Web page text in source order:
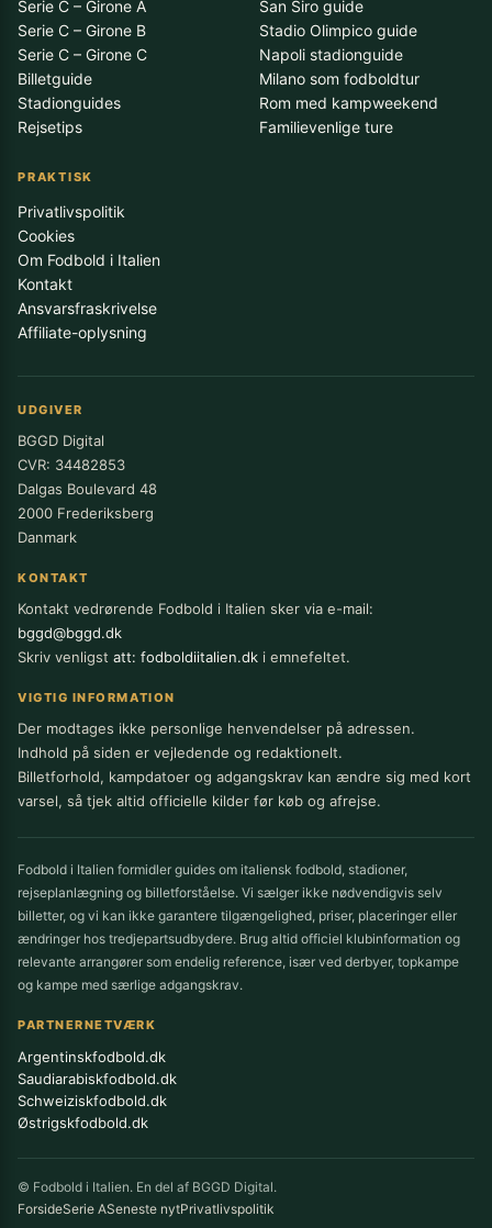
Serie C – Girone A
Serie C – Girone B
Serie C – Girone C
Billetguide
Stadionguides
Rejsetips
San Siro guide
Stadio Olimpico guide
Napoli stadionguide
Milano som fodboldtur
Rom med kampweekend
Familievenlige ture
PRAKTISK
Privatlivspolitik
Cookies
Om Fodbold i Italien
Kontakt
Ansvarsfraskrivelse
Affiliate-oplysning
UDGIVER
BGGD Digital
CVR: 34482853
Dalgas Boulevard 48
2000 Frederiksberg
Danmark
KONTAKT
Kontakt vedrørende Fodbold i Italien sker via e-mail:
bggd@bggd.dk
Skriv venligst att: fodboldiitalien.dk i emnefeltet.
VIGTIG INFORMATION
Der modtages ikke personlige henvendelser på adressen.
Indhold på siden er vejledende og redaktionelt.
Billetforhold, kampdatoer og adgangskrav kan ændre sig med kort
varsel, så tjek altid officielle kilder før køb og afrejse.
Fodbold i Italien formidler guides om italiensk fodbold, stadioner,
rejseplanlægning og billetforståelse. Vi sælger ikke nødvendigvis selv
billetter, og vi kan ikke garantere tilgængelighed, priser, placeringer eller
ændringer hos tredjepartsudbydere. Brug altid officiel klubinformation og
relevante arrangører som endelig reference, især ved derbyer, topkampe
og kampe med særlige adgangskrav.
PARTNERNETVÆRK
Argentinskfodbold.dk
Saudiarabiskfodbold.dk
Schweiziskfodbold.dk
Østrigskfodbold.dk
© Fodbold i Italien. En del af BGGD Digital.
ForsideSerie ASeneste nytPrivatlivspolitik